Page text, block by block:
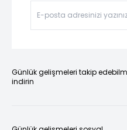
Günlük gelişmeleri takip
indirin